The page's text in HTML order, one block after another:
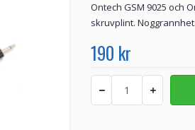
Ontech GSM 9025 och
skruvplint.
190 kr